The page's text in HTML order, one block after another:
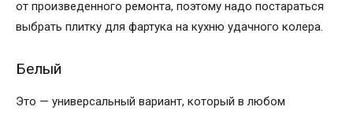
от произведенного ремонта, поэтому надо постараться
выбрать плитку для фартука на кухню удачного колера.
Белый
Это — универсальный вариант, который в любом